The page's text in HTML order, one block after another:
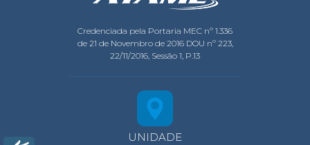
Credenciada pela Portaria MEC nº 1.336
de 21 de Novembro de 2016 DOU nº 223,
22/11/2016, Sessão 1, P.13
UNIDADE